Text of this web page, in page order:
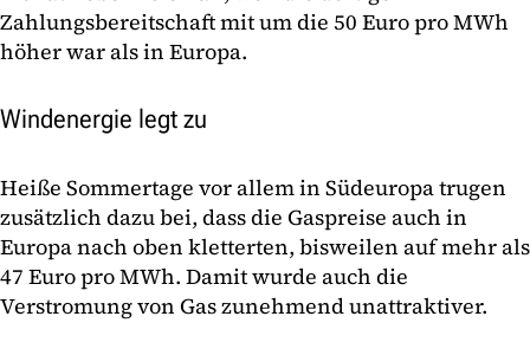
Zahlungsbereitschaft mit um die 50 Euro pro MWh
höher war als in Europa.
Windenergie legt zu
Heiße Sommertage vor allem in Südeuropa trugen
zusätzlich dazu bei, dass die Gaspreise auch in
Europa nach oben kletterten, bisweilen auf mehr als
47 Euro pro MWh. Damit wurde auch die
Verstromung von Gas zunehmend unattraktiver.